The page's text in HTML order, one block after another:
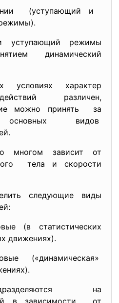
(уступающий и
уступающий режимы
динамический
характер
различен,
можно принять за
основных видов
многом зависит от
тела и скорости
следующие виды
(в статистических
движениях).
(«динамическая»
на
в зависимости от